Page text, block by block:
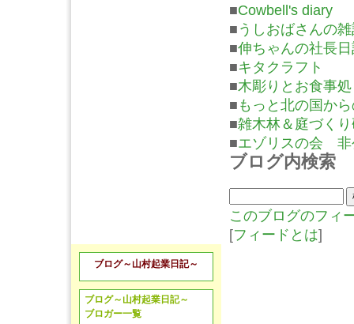
■Cowbell's diary
■ うしおばさんの
■伸ちゃんの社長
■キタクラフト
■木彫りとお食事
■ もっと北の国か
■雑木林＆庭づく
■エゾリスの会 非
ブログ内検索
このブログのフィ
[フィードとは]
ブログ～山村起業日記～
ブログ～山村起業日記～
ブロガー一覧